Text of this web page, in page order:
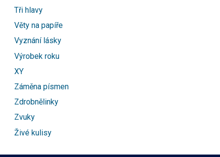
Tři hlavy
Věty na papíře
Vyznání lásky
Výrobek roku
XY
Záměna písmen
Zdrobnělinky
Zvuky
Živé kulisy